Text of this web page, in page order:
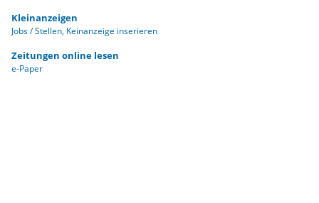
Kleinanzeigen
Jobs / Stellen Keinanzeige inserieren
Zeitungen online lesen
e-Paper